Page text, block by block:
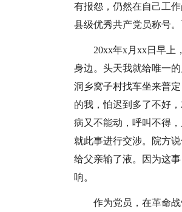
有报怨，仍然在自己工
县级优秀共产党员称号
20xx年x月xx日早上
身边。头天我就给唯一
洞乡窝子村找车坐来普
的我，怕迟到多了不好
病又不能动，呼叫不得
就此事进行交涉。院方
给父亲输了液。因为这
响。
作为党员，在革命